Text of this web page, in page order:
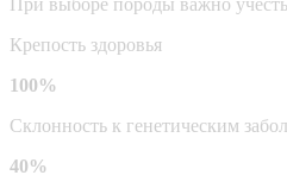
Крепость здоровья
100%
Склонность к генетическим
40%